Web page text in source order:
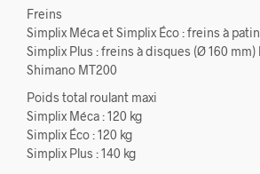
Freins
Simplix Méca et Simplix Éco : freins à
Simplix Plus : freins à disques (Ø 160
Shimano MT200
Poids total roulant maxi
Simplix Méca : 120 kg
Simplix Éco : 120 kg
Simplix Plus : 140 kg